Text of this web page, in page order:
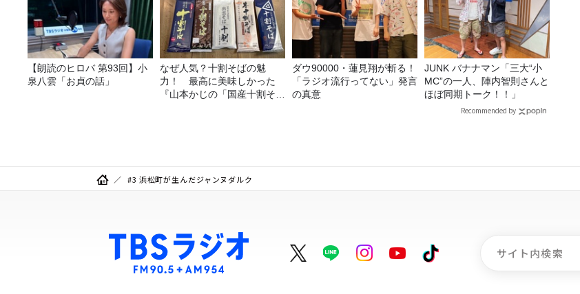
【朗読のヒロバ 第93回】小
泉八雲「お貞の話」
なぜ人気？十割そばの魅
力！ 最高に美味しかった
『山本かじの「国産十割そ
ダウ90000・蓮見翔が斬る！
「ラジオ流行ってない」発言
の真意
JUNK バナナマン「三大“小
MC”の一人、陣内智則さんと
ほぼ同期トーク！！」
Recommended by
#3 浜松町が生んだジャンヌダルク